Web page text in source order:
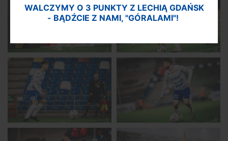
WALCZYMY O 3 PUNKTY Z LECHIĄ GDAŃSK
- BĄDŹCIE Z NAMI, "GÓRALAMI"!